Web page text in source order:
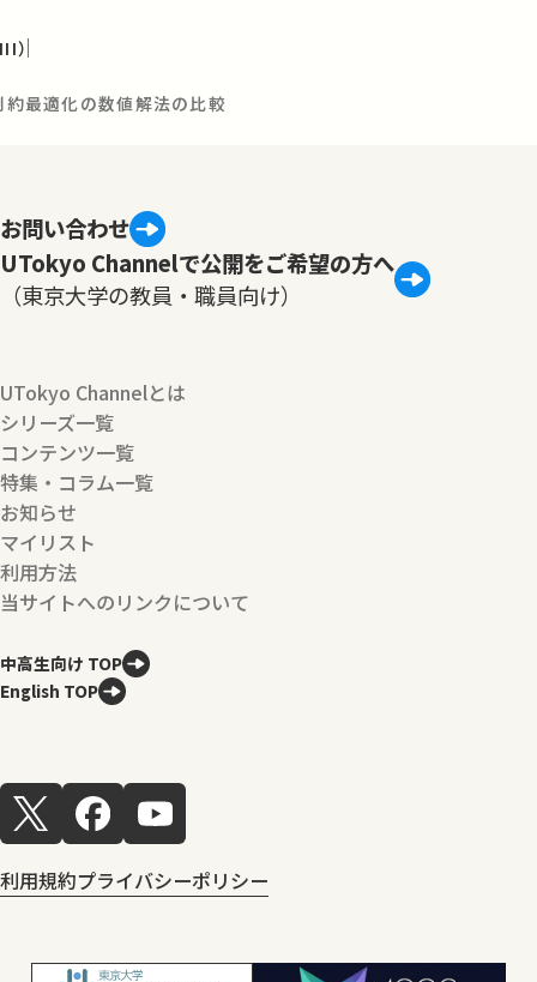
）
約最適化の数値解法の比較
お問い合わせ
UTokyo Channelで公開をご希望の方へ
（東京大学の教員・職員向け）
UTokyo Channelとは
シリーズ一覧
コンテンツ一覧
特集・コラム一覧
お知らせ
マイリスト
利用方法
当サイトへのリンクについて
中高生向け TOP
English TOP
利用規約プライバシーポリシー